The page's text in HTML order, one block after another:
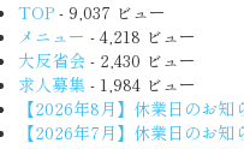
TOP - 9,037 ビュー
メニュー - 4,218 ビュー
大反省会 - 2,430 ビュー
求人募集 - 1,984 ビュー
【2026年8月】休業日のお知
【2026年7月】休業日のお知